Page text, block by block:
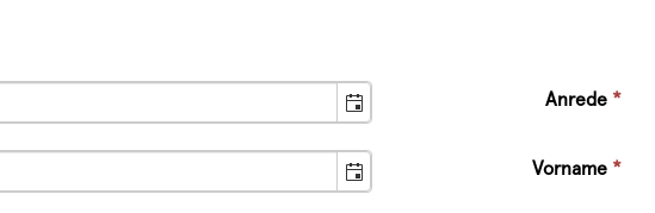
Anrede *
Vorname *